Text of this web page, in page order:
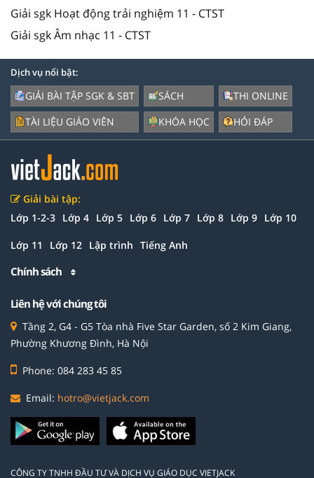
Giải sgk Hoạt động trải nghiệm 11 - CTST
Giải sgk Âm nhạc 11 - CTST
Dịch vụ nổi bật:
GIẢI BÀI TẬP SGK & SBT
TÀI LIỆU GIÁO VIÊN
SÁCH
KHÓA HỌC
THI ONLINE
HỎI ĐÁP
Giải bài tập:
Lớp 1-2-3 Lớp 4 Lớp 5 Lớp 6 Lớp 7 Lớp 8 Lớp 9 Lớp 10
Lớp 11 Lớp 12 Lập trình Tiếng Anh
Chính sách
Liên hệ với chúng tôi
Tầng 2, G4 - G5 Tòa nhà Five Star Garden, số 2 Kim Giang,
Phường Khương Đình, Hà Nội
Phone: 084 283 45 85
Email: hotro@vietjack.com
CÔNG TY TNHH ĐẦU TƯ VÀ DỊCH VỤ GIÁO DỤC VIETJACK